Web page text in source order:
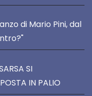
di Mario Pini, dal
SI
IN PALIO